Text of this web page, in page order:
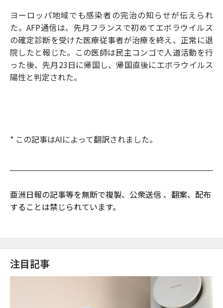
ヨーロッパ地域でも感染者の完治の知らせが伝えられ
た。AFP通信は、先月フランスで初めてエボラウイルス
の確定診断を受けた医療従事者が治療を終え、正常に退
院したと報じた。この医師は民主コンゴで人道活動を行
った後、先月23日に帰国し、帰国直後にエボラウイルス
陽性と判定された。
* この記事はAIによって翻訳されました。
亜洲日報の記事等を無断で複製、公衆送信 、翻案、配布
することは禁じられています。
注目記事